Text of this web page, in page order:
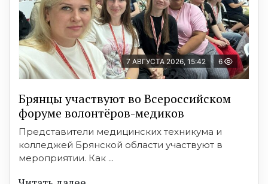
7 АВГУСТА 2026, 15:42 6
Брянцы участвуют во Всероссийском
форуме волонтёров-медиков
Представители медицинских техникума и
колледжей Брянской области участвуют в
мероприятии. Как ...